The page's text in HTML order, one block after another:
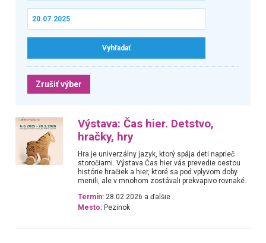
Zrušiť výber
Výstava: Čas hier. Detstvo,
hračky, hry
Hra je univerzálny jazyk, ktorý spája deti naprieč
storočiami. Výstava Čas hier vás prevedie cestou
histórie hračiek a hier, ktoré sa pod vplyvom doby
menili, ale v mnohom zostávali prekvapivo rovnaké.
Termín: 28.02.2026 a ďalšie
Mesto: Pezinok